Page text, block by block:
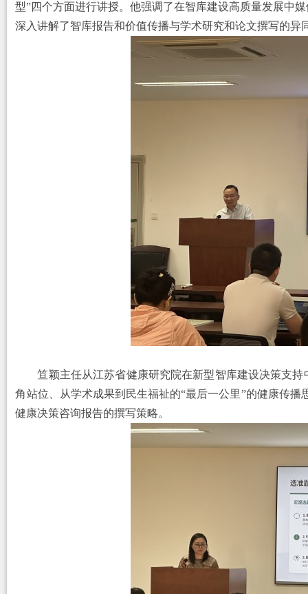
型”四个方面进行讲授。他强调了在智库建设高质量发展中
深入讲解了智库报告和价值传播与学术研究和论文撰写的
笪颖主任从江苏省健康研究院在新型智库建设决策支
角站位、从学术成果到民生福祉的“最后一公里”的健康传播
健康决策咨询报告的撰写策略。